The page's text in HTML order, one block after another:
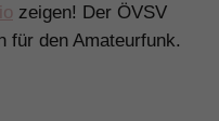
zeigen! Der ÖVSV
für den Amateurfunk.